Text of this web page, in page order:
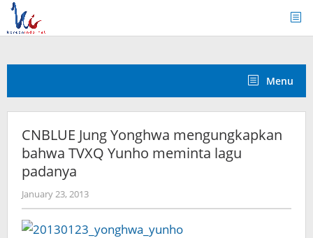
Skip
content
Menu
CNBLUE Jung Yonghwa mengungkapkan
bahwa TVXQ Yunho meminta lagu
padanya
January 23, 2013by
Koreanindo